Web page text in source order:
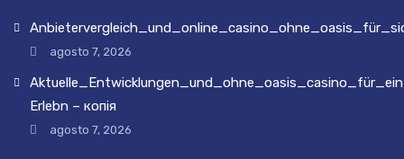
agosto 7, 2026
Erlebn – копія
agosto 7, 2026